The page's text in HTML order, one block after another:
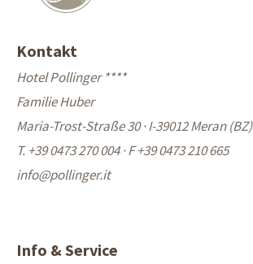
Kontakt
Hotel Pollinger ****
Familie Huber
Maria-Trost-Straße 30 · I-39012 Meran (BZ)
T. +39 0473 270 004·F +39 0473 210 665
info@pollinger.it
Info & Service